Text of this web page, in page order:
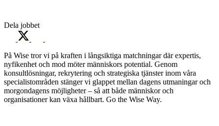
Dela jobbet
På Wise tror vi på kraften i långsiktiga matchningar där expertis,
nyfikenhet och mod möter människors potential. Genom
konsultlösningar, rekrytering och strategiska tjänster inom våra
specialistområden stänger vi glappet mellan dagens utmaningar och
morgondagens möjligheter – så att både människor och
organisationer kan växa hållbart. Go the Wise Way.